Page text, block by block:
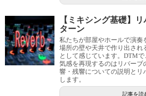
【ミキシング基礎】
ターン
私たちが部屋やホールで演奏
場所の壁や天井で作り出され
として感じています。DTM
気感を再現するのはリバーブ
響・残響についての説明とリ
します。
記事を読